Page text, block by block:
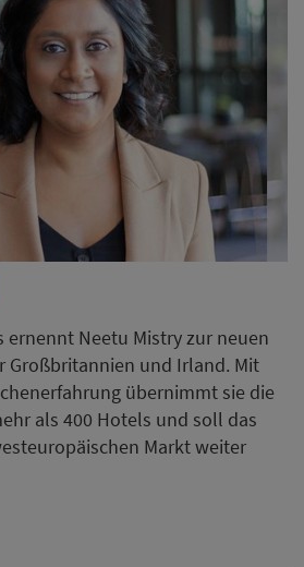
ernennt Neetu Mistry zur neuen
Großbritannien und Irland. Mit
übernimmt sie die
als 400 Hotels und soll das
Markt weiter